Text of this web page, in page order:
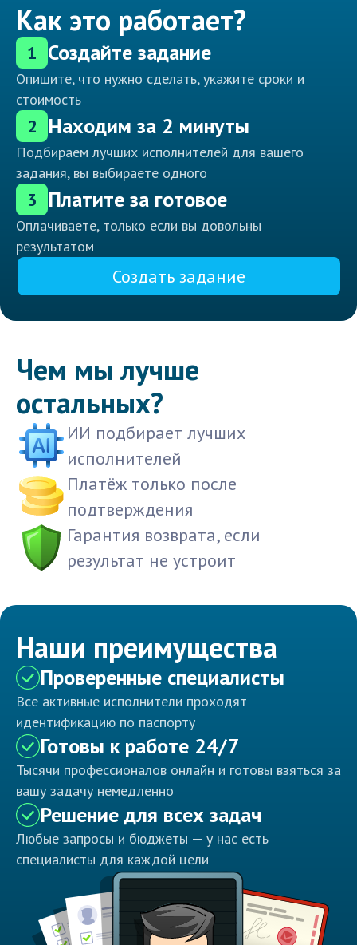
Как это работает?
1 Создайте задание
Опишите, что нужно сделать, укажите сроки и
стоимость
2 Находим за 2 минуты
Подбираем лучших исполнителей для вашего
задания, вы выбираете одного
3 Платите за готовое
Оплачиваете, только если вы довольны
результатом
Создать задание
Чем мы лучше
остальных?
ИИ подбирает лучших
исполнителей
Платёж только после
подтверждения
Гарантия возврата, если
результат не устроит
Наши преимущества
Проверенные специалисты
Все активные исполнители проходят
идентификацию по паспорту
Готовы к работе 24/7
Тысячи профессионалов онлайн и готовы взяться за
вашу задачу немедленно
Решение для всех задач
Любые запросы и бюджеты — у нас есть
специалисты для каждой цели